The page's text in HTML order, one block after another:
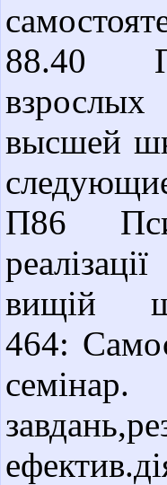
88.40
высшей
П86
вищій
464: